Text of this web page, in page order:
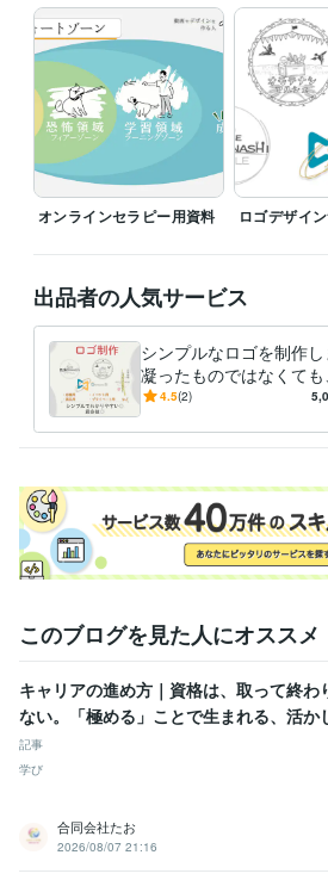
ビジネス・クリエイティブツール
Adobe Premiere Pro:1年Canva:1年Adobe
Adobe After Effects:0年
Adobe Photoshop:0年Jw_cad:3年
得意分野
動画編集・映像制作 動画作成
デザイン制作 アイコン・カバー・フライヤ
オンラインセラピー用資料 ロゴデザイ
出品者の人気サービス
シンプルなロゴを制作し
凝ったものではなくても
れっぽいものをお作り
4.5(2)
このブログを見た人にオススメ
キャリアの進め方｜資格は、取って終わ
ない。「極める」ことで生まれる、活か
記事
学び
合同会社たお
2026/08/07 21:16